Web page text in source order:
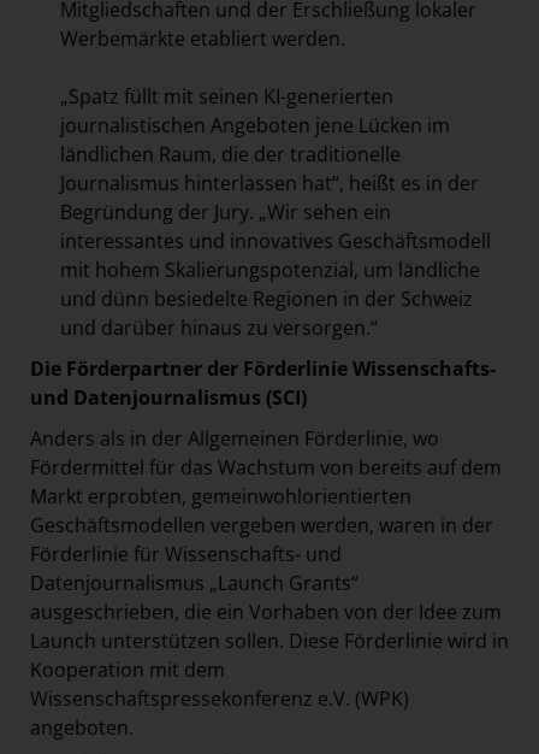
Mitgliedschaften und der Erschließung lokaler
Werbemärkte etabliert werden.
„Spatz füllt mit seinen KI-generierten
journalistischen Angeboten jene Lücken im
ländlichen Raum, die der traditionelle
Journalismus hinterlassen hat“, heißt es in der
Begründung der Jury. „Wir sehen ein
interessantes und innovatives Geschäftsmodell
mit hohem Skalierungspotenzial, um ländliche
und dünn besiedelte Regionen in der Schweiz
und darüber hinaus zu versorgen.“
Die Förderpartner der Förderlinie Wissenschafts-
und Datenjournalismus (SCI)
Anders als in der Allgemeinen Förderlinie, wo
Fördermittel für das Wachstum von bereits auf dem
Markt erprobten, gemeinwohlorientierten
Geschäftsmodellen vergeben werden, waren in der
Förderlinie für Wissenschafts- und
Datenjournalismus „Launch Grants“
ausgeschrieben, die ein Vorhaben von der Idee zum
Launch unterstützen sollen. Diese Förderlinie wird in
Kooperation mit dem
Wissenschaftspressekonferenz e.V. (WPK)
angeboten.